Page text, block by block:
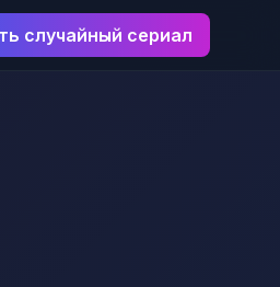
случайный сериал